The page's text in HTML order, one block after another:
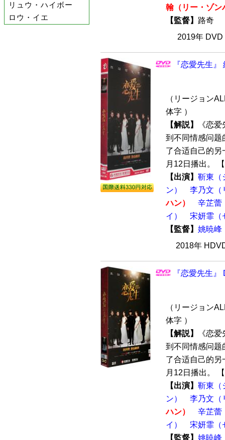
リュウ・ハイボー
ロウ・イエ
翰（リー・ゾン
【監督】 路奇
2019年
『恋愛先生
（リージョン
体字 ）
【解説】
《恋
到不同情感问题
了合适自己的另
月12日播出。
【出演】 靳東（
ン）
李乃文（
ハン）
辛芷蕾
イ）
宋妍霏（
【監督】 姚暁峰
2018年
『恋愛先生
（リージョン
体字 ）
【解説】
《恋
到不同情感问题
了合适自己的另
月12日播出。
【出演】 靳東（
ン）
李乃文（
ハン）
辛芷蕾
イ）
宋妍霏（
【監督】 姚暁峰